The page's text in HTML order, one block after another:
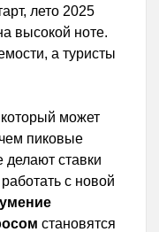
лето 2025
высокой ноте.
а туристы
может
пиковые
ставки
с новой
становятся